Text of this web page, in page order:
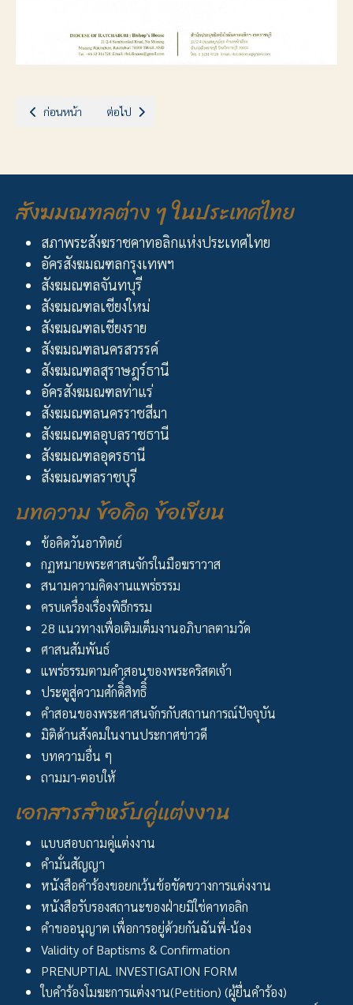
เนื้อหาก่อนหน้า: ประกาศสังฆมณฑลราชบุรี เรื่อง การแต่งตั้งคณะที่ปรึกษา
ก่อนหน้า เนื้อหาถัดไป: ประกาศสังฆมณฑลราชบุรี เรื่อง การแต่งตั้ง
ต่อไป
สังฆมณฑลต่าง ๆ ในประเทศไทย
สภาพระสังฆราชคาทอลิกแห่งประเทศไทย
อัครสังฆมณฑลกรุงเทพฯ
สังฆมณฑลจันทบุรี
สังฆมณฑลเชียงใหม่
สังฆมณฑลเชียงราย
สังฆมณฑลนครสวรรค์
สังฆมณฑลสุราษฎร์ธานี
อัครสังฆมณฑลท่าแร่
สังฆมณฑลนครราชสีมา
สังฆมณฑลอุบลราชธานี
สังฆมณฑลอุดรธานี
สังฆมณฑลราชบุรี
บทความ ข้อคิด ข้อเขียน
ข้อคิดวันอาทิตย์
กฏหมายพระศาสนจักรในมือฆราวาส
สนามความคิดงานแพร่ธรรม
ครบเครื่องเรื่องพิธีกรรม
28 แนวทางเพื่อเติมเต็มงานอภิบาลตามวัด
ศาสนสัมพันธ์
แพร่ธรรมตามคำสอนของพระคริสตเจ้า
ประตูสู่ความศักดิิ์สิทธิิ์
คำสอนของพระศาสนจักรกับสถานการณ์ปัจจุบัน
มิติด้านสังคมในงานประกาศข่าวดี
บทความอื่น ๆ
ถามมา-ตอบให้
เอกสารสำหรับคู่แต่งงาน
แบบสอบถามคู่แต่งงาน
คำมั่นสัญญา
หนังสือคำร้องขอยกเว้นข้อขัดขวางการแต่งงาน
หนังสือรับรองสถานะของฝ่ายมิใช่คาทอลิก
คำขออนุญาต เพื่อการอยู่ด้วยกันฉันพี่-น้อง
Validity of Baptisms & Confirmation
PRENUPTIAL INVESTIGATION FORM
ใบคำร้องโมฆะการแต่งงาน(Petition) (ผู้ยื่นคำร้อง)